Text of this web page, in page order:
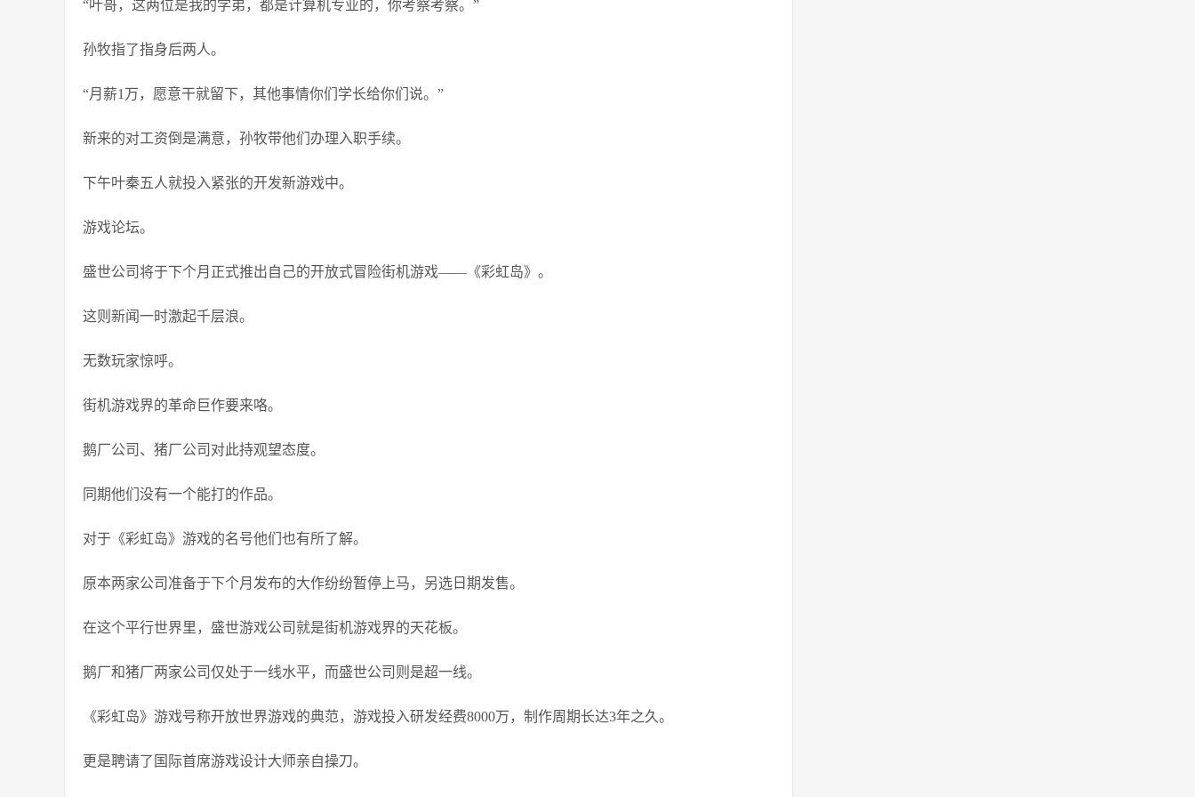
“叶哥，这两位是我的学弟，都是计算机专业的，你考察考察。”
孙牧指了指身后两人。
“月薪1万，愿意干就留下，其他事情你们学长给你们说。”
新来的对工资倒是满意，孙牧带他们办理入职手续。
下午叶秦五人就投入紧张的开发新游戏中。
游戏论坛。
盛世公司将于下个月正式推出自己的开放式冒险街机游戏——《彩虹岛》。
这则新闻一时激起千层浪。
无数玩家惊呼。
街机游戏界的革命巨作要来咯。
鹅厂公司、猪厂公司对此持观望态度。
同期他们没有一个能打的作品。
对于《彩虹岛》游戏的名号他们也有所了解。
原本两家公司准备于下个月发布的大作纷纷暂停上马，另选日期发售。
在这个平行世界里，盛世游戏公司就是街机游戏界的天花板。
鹅厂和猪厂两家公司仅处于一线水平，而盛世公司则是超一线。
《彩虹岛》游戏号称开放世界游戏的典范，游戏投入研发经费8000万，制作周期长达3年之久。
更是聘请了国际首席游戏设计大师亲自操刀。